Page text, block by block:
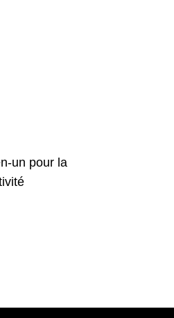
un pour la